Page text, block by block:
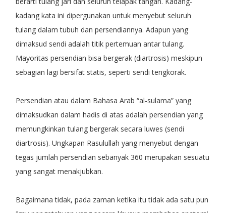
kadang kata ini dipergunakan untuk menyebut seluruh
tulang dalam tubuh dan persendiannya. Adapun yang
dimaksud sendi adalah titik pertemuan antar tulang.
Mayoritas persendian bisa bergerak (diartrosis) meskipun
sebagian lagi bersifat statis, seperti sendi tengkorak.
Persendian atau dalam Bahasa Arab “al-sulama” yang
dimaksudkan dalam hadis di atas adalah persendian yang
memungkinkan tulang bergerak secara luwes (sendi
diartrosis). Ungkapan Rasulullah yang menyebut dengan
tegas jumlah persendian sebanyak 360 merupakan sesuatu
yang sangat menakjubkan.
Bagaimana tidak, pada zaman ketika itu tidak ada satu pun